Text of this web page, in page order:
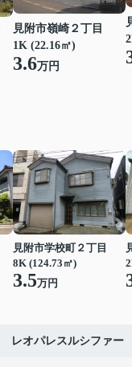
見附市嶺崎２丁目
1K (22.16㎡)
3.6万円
見附市学校町２丁目
8K (124.73㎡)
3.5万円
レオパレスルシファー